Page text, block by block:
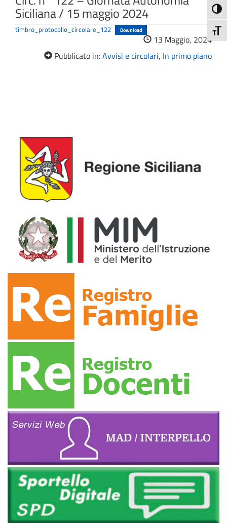
Siciliana / 15 maggio 2024
timbro_protocollo_circolare_122 Download
13 Maggio, 2024
Pubblicato in:Avvisi e circolari, In primo piano